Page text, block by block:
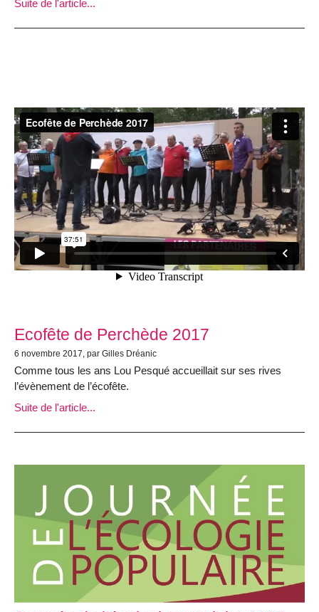
Suite de l'article...
Ecofête de Perchède 2017
6 novembre 2017, par Gilles Dréanic
Comme tous les ans Lou Pesqué accueillait sur ses rives
l’évènement de l’écofête.
Suite de l'article...